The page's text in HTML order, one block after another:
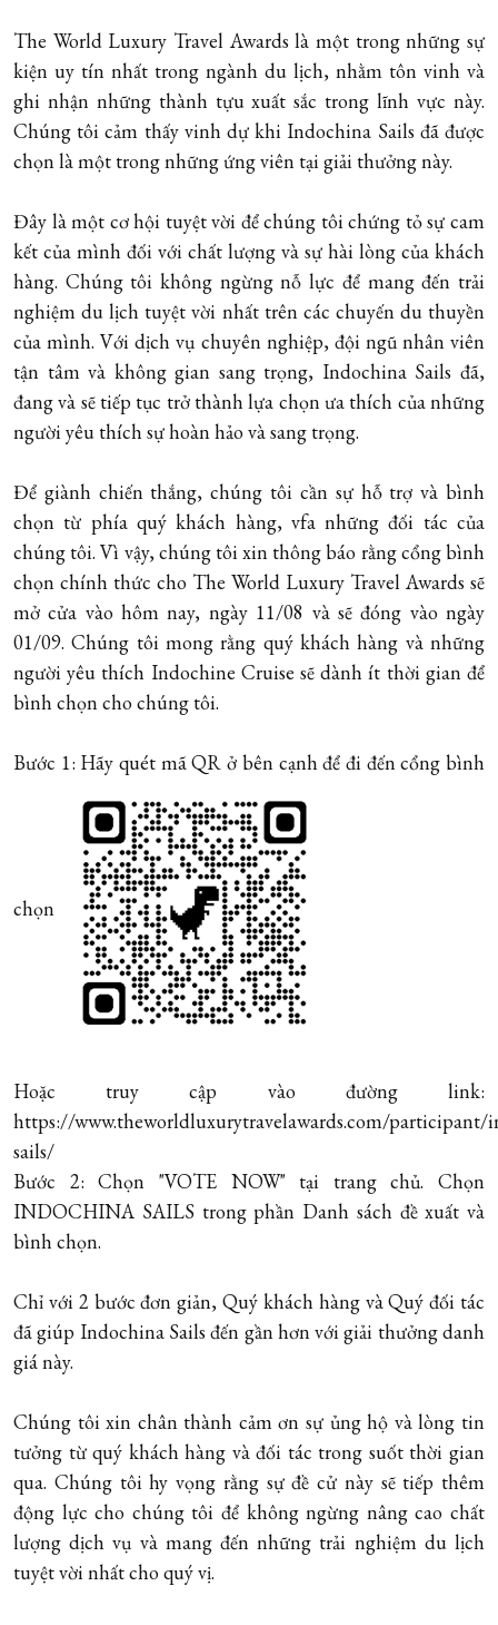
The World Luxury Travel Awards là một trong những sự
kiện uy tín nhất trong ngành du lịch, nhằm tôn vinh và
ghi nhận những thành tựu xuất sắc trong lĩnh vực này.
Chúng tôi cảm thấy vinh dự khi Indochina Sails đã được
chọn là một trong những ứng viên tại giải thưởng này.
Đây là một cơ hội tuyệt vời để chúng tôi chứng tỏ sự cam
kết của mình đối với chất lượng và sự hài lòng của khách
hàng. Chúng tôi không ngừng nỗ lực để mang đến trải
nghiệm du lịch tuyệt vời nhất trên các chuyến du thuyền
của mình. Với dịch vụ chuyên nghiệp, đội ngũ nhân viên
tận tâm và không gian sang trọng, Indochina Sails đã,
đang và sẽ tiếp tục trở thành lựa chọn ưa thích của những
người yêu thích sự hoàn hảo và sang trọng.
Để giành chiến thắng, chúng tôi cần sự hỗ trợ và bình
chọn từ phía quý khách hàng, vfa những đối tác của
chúng tôi. Vì vậy, chúng tôi xin thông báo rằng cổng bình
chọn chính thức cho The World Luxury Travel Awards sẽ
mở cửa vào hôm nay, ngày 11/08 và sẽ đóng vào ngày
01/09. Chúng tôi mong rằng quý khách hàng và những
người yêu thích Indochine Cruise sẽ dành ít thời gian để
bình chọn cho chúng tôi.
Bước 1: Hãy quét mã QR ở bên cạnh để đi đến cổng bình
chọn
Hoặc truy cập vào đường link:
https://www.theworldluxurytravelawards.com/participant/
sails/
Bước 2: Chọn "VOTE NOW" tại trang chủ. Chọn
INDOCHINA SAILS trong phần Danh sách đề xuất và
bình chọn.
Chỉ với 2 bước đơn giản, Quý khách hàng và Quý đối tác
đã giúp Indochina Sails đến gần hơn với giải thưởng danh
giá này.
Chúng tôi xin chân thành cảm ơn sự ủng hộ và lòng tin
tưởng từ quý khách hàng và đối tác trong suốt thời gian
qua. Chúng tôi hy vọng rằng sự đề cử này sẽ tiếp thêm
động lực cho chúng tôi để không ngừng nâng cao chất
lượng dịch vụ và mang đến những trải nghiệm du lịch
tuyệt vời nhất cho quý vị.